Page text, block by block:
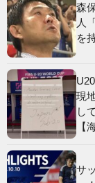
森
人
を
現
し
【
サ